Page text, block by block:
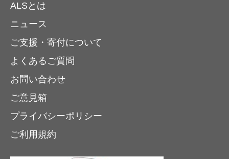
ALSとは
ニュース
ご支援・寄付について
よくあるご質問
お問い合わせ
ご意見箱
プライバシーポリシー
ご利用規約